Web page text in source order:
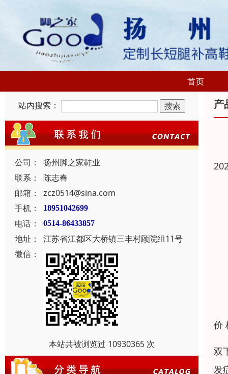
首页
站内搜索：
公司：
扬州脚之家鞋业
联系：
陈志春
邮箱：
zcz0514@sina.com
手机：
18951042699
电话： 0514-86433857
地址：
江苏省江都区大桥镇三丰村顾院组11号
微信：
本站共被浏览过 10930365 次
产
价
双
发